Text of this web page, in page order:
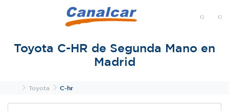
Toyota C-HR de Segunda Mano en
Madrid
InicioToyota C-hr